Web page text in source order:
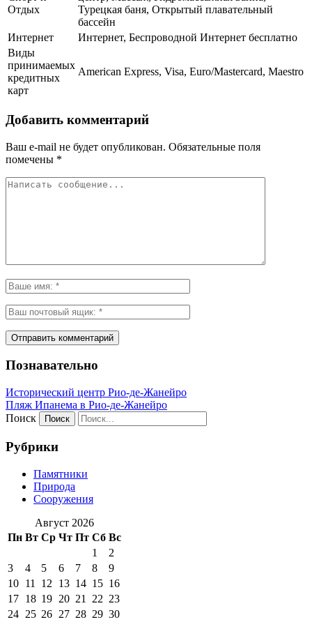
Отдых
Турецкая баня, Открытый плавательный
бассейн
Интернет
Интернет, Беспроводной Интернет бесплатно
Виды
принимаемых
кредитных
карт
American Express, Visa, Euro/Mastercard, Maestro
Добавить комментарий
Ваш e-mail не будет опубликован. Обязательные поля
помечены *
Познавательно
Исторический центр Рио-де-Жанейро
Пляж Ипанема в Рио-де-Жанейро
Поиск
Рубрики
Памятники
Природа
Сооружения
Август 2026
Пн Вт Ср Чт Пт Сб Вс
1
2
3
4 5 6 7 8
9
10 11 12 13 14 15 16
17 18 19 20 21 22 23
24 25 26 27 28 29 30